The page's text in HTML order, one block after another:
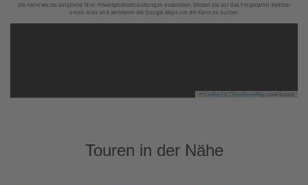
Die Karte wurde aufgrund Ihrer Privatsphäreeinstellungen deaktiviert, klicken Sie auf das Fingerprint Symbol
unten links und aktivieren Sie Google Maps um die Karte zu nutzen.
Leaflet OpenStreetMapcontributors
Touren in der Nähe